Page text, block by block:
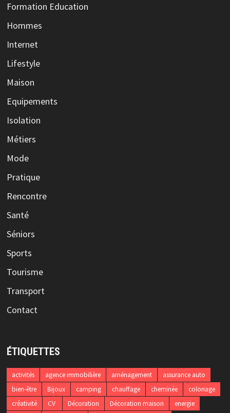
Formation Education
Hommes
Internet
Lifestyle
Maison
Equipements
Isolation
Métiers
Mode
Pratique
Rencontre
Santé
Séniors
Sports
Tourisme
Transport
Contact
ÉTIQUETTES
activités agence immobilière aménagement
assurance auto
bien-être
Bijoux camping chauffage cheminée
coloriage
créativité
CV Décoration Décoration maison
energie